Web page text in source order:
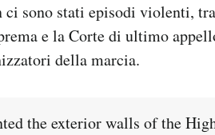
sono stati episodi violenti,
e la Corte di ultimo
della marcia.
the exterior walls of the